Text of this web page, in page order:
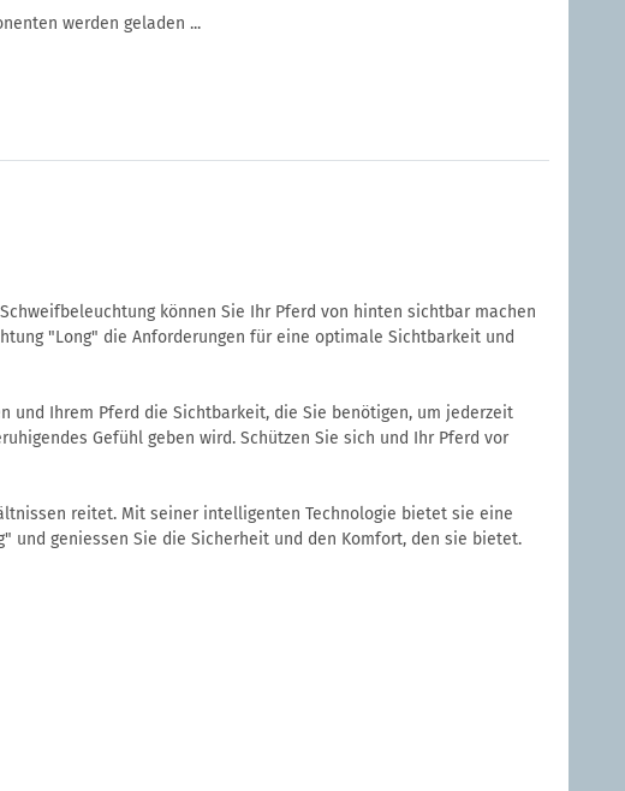
werden geladen ...
können Sie Ihr Pferd von hinten sichtbar machen
"Long" die Anforderungen für eine optimale Sichtbarkeit und
und Ihrem Pferd die Sichtbarkeit, die Sie benötigen, um jederzeit
Gefühl geben wird. Schützen Sie sich und Ihr Pferd vor
reitet. Mit seiner intelligenten Technologie bietet sie eine
und geniessen Sie die Sicherheit und den Komfort, den sie bietet.